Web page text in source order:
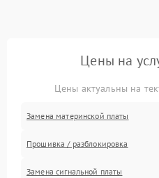
Цены на
Цены актуальны на
Замена материнской платы
Прошивка / разблокировка
Замена сигнальной платы